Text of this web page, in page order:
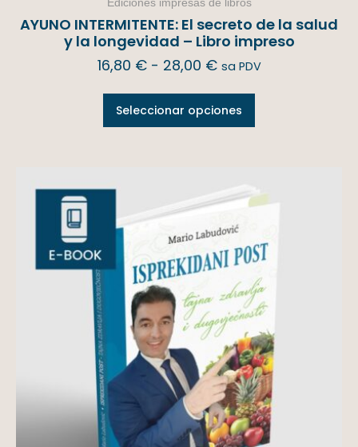
AYUNO INTERMITENTE: El secreto de la salud
y la longevidad – Libro impreso
16,80 € - 28,00 € sa PDV
Seleccionar opciones